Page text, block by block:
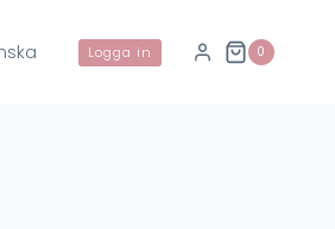
Logga in 0